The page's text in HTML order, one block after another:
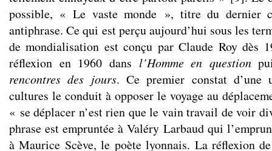
possible, « Le vaste monde », titre du dernier
antiphrase. Ce qui est perçu aujourd’hui sous les
de mondialisation est conçu par Claude Roy dès
réflexion en 1960 dans l’Homme en question
rencontres des jours. Ce premier constat d’une
cultures le conduit à opposer le voyage au
« se déplacer n’est rien que le vain travail de voir
phrase est empruntée à Valéry Larbaud qui
à Maurice Scève, le poète lyonnais. La réflexion